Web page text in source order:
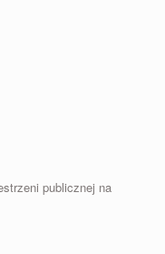
publicznej na